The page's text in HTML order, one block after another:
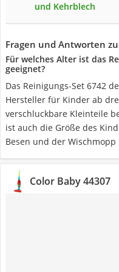
und Kehrblech
Fragen und Antworten
Für welches Alter ist das
geeignet?
Das Reinigungs-Set 6742
Hersteller für Kinder ab
verschluckbare Kleinteile
ist auch die Größe des
Besen und der
Color Baby 44307